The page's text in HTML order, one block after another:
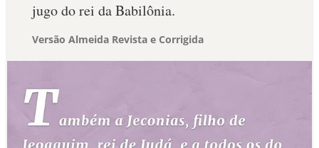
jugo do rei da Babilônia.
Versão Almeida Revista e Corrigida